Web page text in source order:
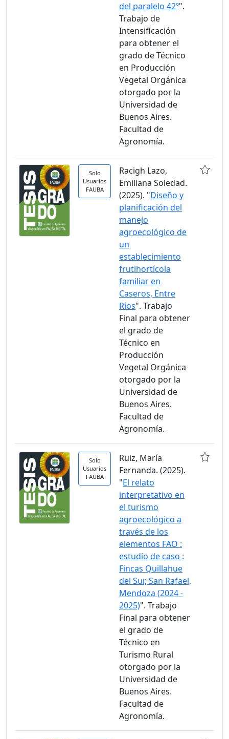
del paralelo 42º".
Trabajo de
Intensificación
para obtener el
grado de Técnico
en Producción
Vegetal Orgánica
otorgado por la
Universidad de
Buenos Aires.
Facultad de
Agronomía.
Solo
Usuarios
FAUBA
Racigh Lazo,
Emiliana Soledad.
(2025). "Diseño y
planificación del
manejo
agroecológico de
un
establecimiento
frutihortícola
familiar en
Caseros, Entre
Ríos". Trabajo
Final para obtener
el grado de
Técnico en
Producción
Vegetal Orgánica
otorgado por la
Universidad de
Buenos Aires.
Facultad de
Agronomía.
Solo
Usuarios
FAUBA
Ruiz, María
Fernanda. (2025).
"El relato
interpretativo en
el turismo
agroecológico a
través de los
elementos FAO :
estudio de caso :
Fincas Quillahue
del Sur, San Rafael,
Mendoza (2024 -
2025)". Trabajo
Final para obtener
el grado de
Técnico en
Turismo Rural
otorgado por la
Universidad de
Buenos Aires.
Facultad de
Agronomía.